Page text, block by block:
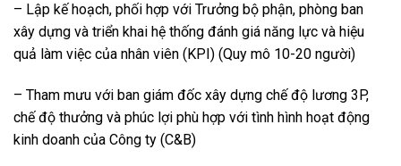
– Lập kế hoạch, phối hợp với Trưởng bộ phận, phòng ban
xây dựng và triển khai hệ thống đánh giá năng lực và hiệu
quả làm việc của nhân viên (KPI) (Quy mô 10-20 người)
– Tham mưu với ban giám đốc xây dựng chế độ lương 3P,
chế độ thưởng và phúc lợi phù hợp với tình hình hoạt động
kinh doanh của Công ty (C&B)